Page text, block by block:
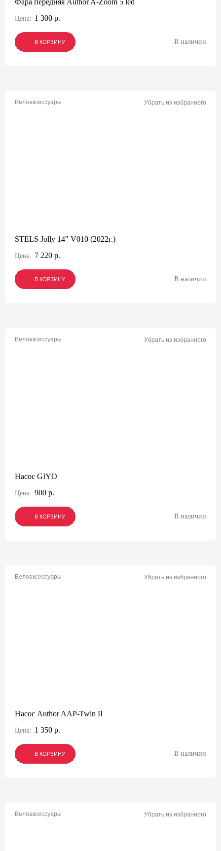
Фара передняя Author A-Zoom 5 led
Цена: 1 300 р.
В КОРЗИНУ
В КОРЗИНУ
В КОРЗИНУ В наличии
Велоаксессуары Убрать из избранного
STELS Jolly 14" V010 (2022г.)
Цена: 7 220 р.
В КОРЗИНУ
В КОРЗИНУ
В КОРЗИНУ В наличии
Велоаксессуары Убрать из избранного
Насос GIYO
Цена: 900 р.
В КОРЗИНУ
В КОРЗИНУ
В КОРЗИНУ В наличии
Велоаксессуары Убрать из избранного
Насос Author AAP-Twin II
Цена: 1 350 р.
В КОРЗИНУ
В КОРЗИНУ
В КОРЗИНУ В наличии
Велоаксессуары Убрать из избранного